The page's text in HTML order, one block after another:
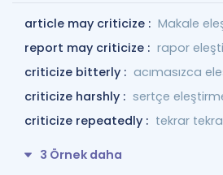
article may criticize : Makale
report may criticize : rapor
criticize bitterly : acımasızca
criticize harshly : sertçe
criticize repeatedly : tekrar
3 Örnek daha